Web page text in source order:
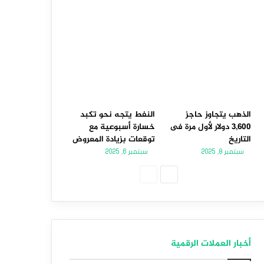
الذهب يتجاوز حاجز
3,600 دولار لأول مرة فى
التاريخ
سبتمبر 8, 2025
النفط يتجه نحو تكبد
خسارة أسبوعية مع
توقعات بزيادة المعروض
سبتمبر 6, 2025
أخبار العملات الرقمية